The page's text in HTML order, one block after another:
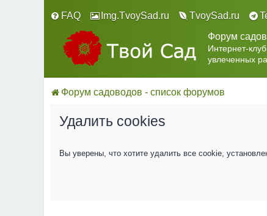
FAQ Img.TvoySad.ru TvoySad.ru
Форум
Интернет-
увлеченных
Форум садоводов - список форумов
Удалить cookies
Вы уверены, что хотите удалить все cookie,